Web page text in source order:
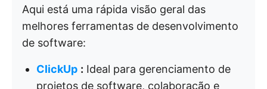
Aqui está uma rápida visão geral das
melhores ferramentas de desenvolvimento
de software:
ClickUp : Ideal para gerenciamento de
projetos de software, colaboração e